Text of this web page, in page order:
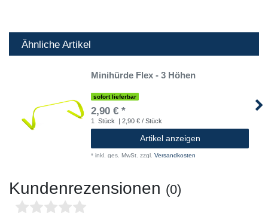
Ähnliche Artikel
Minihürde Flex - 3 Höhen
sofort lieferbar
2,90 € *
1 Stück | 2,90 € / Stück
Artikel anzeigen
* inkl. ges. MwSt. zzgl. Versandkosten
Kundenrezensionen (0)